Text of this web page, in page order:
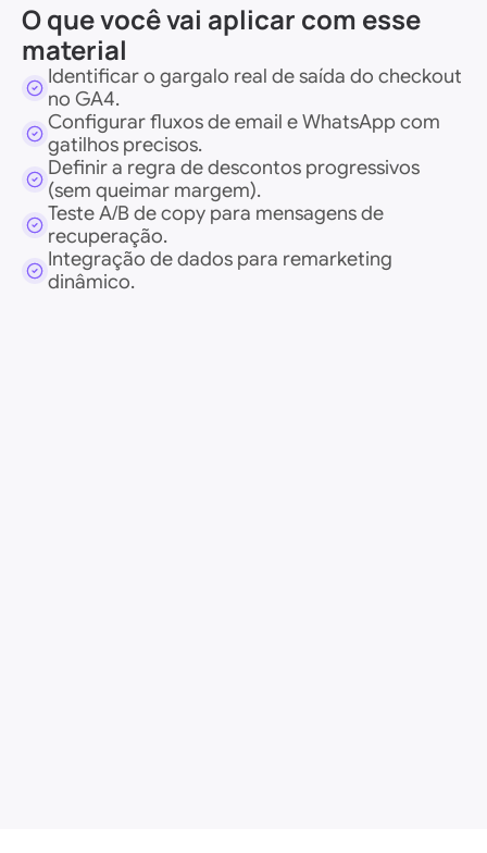
O que você vai aplicar com esse
material
Identificar o gargalo real de saída do checkout
no GA4.
Configurar fluxos de email e WhatsApp com
gatilhos precisos.
Definir a regra de descontos progressivos
(sem queimar margem).
Teste A/B de copy para mensagens de
recuperação.
Integração de dados para remarketing
dinâmico.